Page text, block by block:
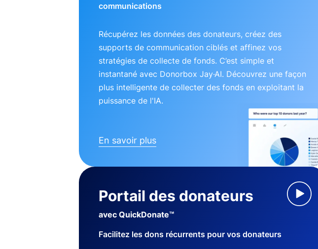
communications
Récupérez les données des donateurs, créez des
supports de communication ciblés et affinez vos
stratégies de collecte de fonds. C’est simple et
instantané avec Donorbox Jay·AI. Découvrez une façon
plus intelligente de collecter des fonds en exploitant la
puissance de l'IA.
En savoir plus
Portail des donateurs
avec QuickDonate™
Facilitez les dons récurrents pour vos donateurs